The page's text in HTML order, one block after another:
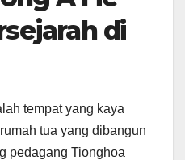
di
tempat yang kaya
tua yang dibangun
pedagang Tionghoa